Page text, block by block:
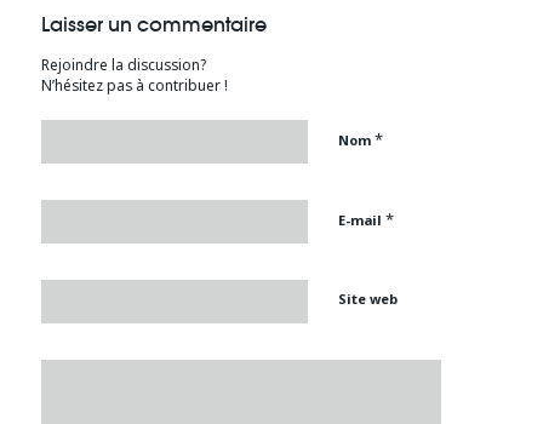
Laisser un commentaire
Rejoindre la discussion?
N’hésitez pas à contribuer !
Nom *
E-mail *
Site web